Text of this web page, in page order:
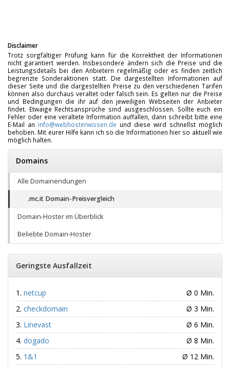
Disclaimer
Trotz sorgfältiger Prüfung kann für die Korrektheit der Informationen
nicht garantiert werden. Insbesondere ändern sich die Preise und die
Leistungsdetails bei den Anbietern regelmäßig oder es finden zeitlich
begrenzte Sonderaktionen statt. Die dargestellten Informationen auf
dieser Seite und die dargestellten Preise zu den verschiedenen Tarifen
können also durchaus veraltet oder falsch sein. Es gelten nur die Preise
und Bedingungen die ihr auf den jeweiligen Webseiten der Anbieter
findet. Etwaige Rechtsansprüche sind ausgeschlossen. Sollte euch ein
Fehler oder eine veraltete Information auffallen, dann schreibt bitte eine
E-Mail an info@webhosterwissen.de und diese wird schnellst möglich
behoben. Mit eurer Hilfe kann ich so die Informationen hier so aktuell wie
möglich halten.
Domains
Alle Domainendungen
.mc.it Domain-Preisvergleich
Domain-Hoster im Überblick
Beliebte Domain-Hoster
Geringste Ausfallzeit
netcup
Ø 0 Min.
checkdomain
Ø 3 Min.
Linevast
Ø 6 Min.
dogado
Ø 8 Min.
1&1
Ø 12 Min.